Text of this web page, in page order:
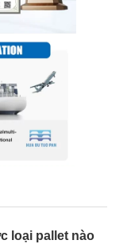
loại pallet nào